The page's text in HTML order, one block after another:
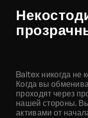
Baltex никогда не
Когда вы
проходят через
нашей стороны.
активами от